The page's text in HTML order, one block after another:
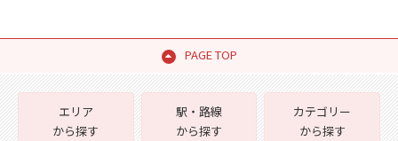
PAGE TOP
エリア
から探す
駅・路線
から探す
カテゴリー
から探す